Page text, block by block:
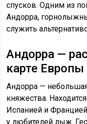
спусков. Одним из
Андорра,
служить
Андорра —
карте Европы
Андорра —
княжества.
Испанией и
у любителей лыж.